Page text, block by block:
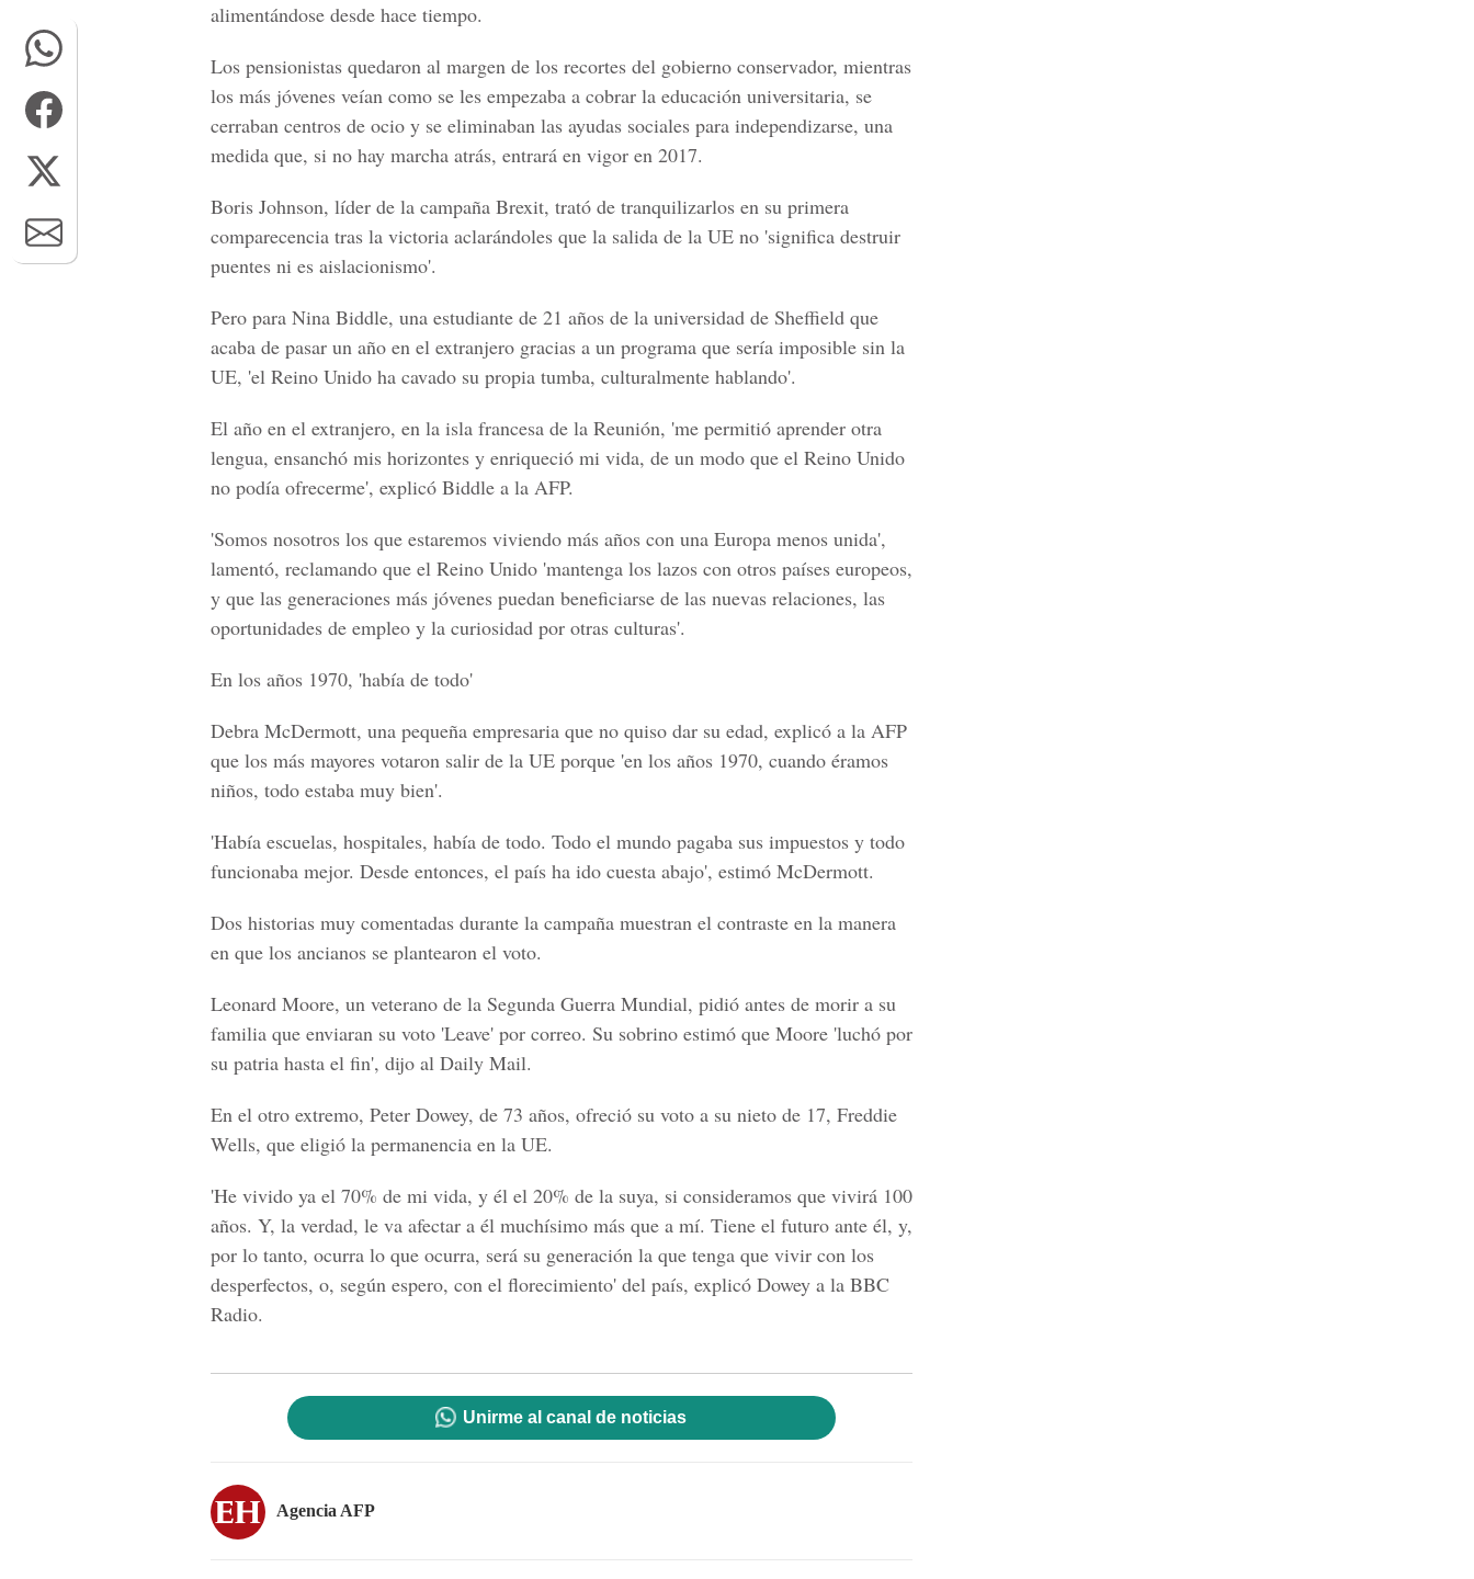
alimentándose desde hace tiempo.
Los pensionistas quedaron al margen de los recortes del gobierno conservador, mientras
los más jóvenes veían como se les empezaba a cobrar la educación universitaria, se
cerraban centros de ocio y se eliminaban las ayudas sociales para independizarse, una
medida que, si no hay marcha atrás, entrará en vigor en 2017.
Boris Johnson, líder de la campaña Brexit, trató de tranquilizarlos en su primera
comparecencia tras la victoria aclarándoles que la salida de la UE no 'significa destruir
puentes ni es aislacionismo'.
Pero para Nina Biddle, una estudiante de 21 años de la universidad de Sheffield que
acaba de pasar un año en el extranjero gracias a un programa que sería imposible sin la
UE, 'el Reino Unido ha cavado su propia tumba, culturalmente hablando'.
El año en el extranjero, en la isla francesa de la Reunión, 'me permitió aprender otra
lengua, ensanchó mis horizontes y enriqueció mi vida, de un modo que el Reino Unido
no podía ofrecerme', explicó Biddle a la AFP.
'Somos nosotros los que estaremos viviendo más años con una Europa menos unida',
lamentó, reclamando que el Reino Unido 'mantenga los lazos con otros países europeos,
y que las generaciones más jóvenes puedan beneficiarse de las nuevas relaciones, las
oportunidades de empleo y la curiosidad por otras culturas'.
En los años 1970, 'había de todo'
Debra McDermott, una pequeña empresaria que no quiso dar su edad, explicó a la AFP
que los más mayores votaron salir de la UE porque 'en los años 1970, cuando éramos
niños, todo estaba muy bien'.
'Había escuelas, hospitales, había de todo. Todo el mundo pagaba sus impuestos y todo
funcionaba mejor. Desde entonces, el país ha ido cuesta abajo', estimó McDermott.
Dos historias muy comentadas durante la campaña muestran el contraste en la manera
en que los ancianos se plantearon el voto.
Leonard Moore, un veterano de la Segunda Guerra Mundial, pidió antes de morir a su
familia que enviaran su voto 'Leave' por correo. Su sobrino estimó que Moore 'luchó por
su patria hasta el fin', dijo al Daily Mail.
En el otro extremo, Peter Dowey, de 73 años, ofreció su voto a su nieto de 17, Freddie
Wells, que eligió la permanencia en la UE.
'He vivido ya el 70% de mi vida, y él el 20% de la suya, si consideramos que vivirá 100
años. Y, la verdad, le va afectar a él muchísimo más que a mí. Tiene el futuro ante él, y,
por lo tanto, ocurra lo que ocurra, será su generación la que tenga que vivir con los
desperfectos, o, según espero, con el florecimiento' del país, explicó Dowey a la BBC
Radio.
Unirme al canal de noticias
Agencia AFP